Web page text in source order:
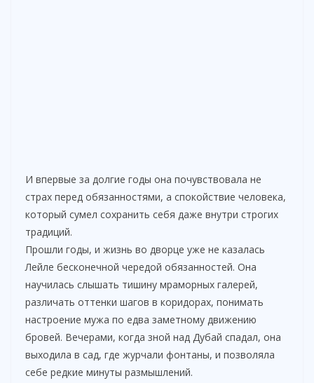
И впервые за долгие годы она почувствовала не
страх перед обязанностями, а спокойствие человека,
который сумел сохранить себя даже внутри строгих
традиций.
Прошли годы, и жизнь во дворце уже не казалась
Лейле бесконечной чередой обязанностей. Она
научилась слышать тишину мраморных галерей,
различать оттенки шагов в коридорах, понимать
настроение мужа по едва заметному движению
бровей. Вечерами, когда зной над Дубай спадал, она
выходила в сад, где журчали фонтаны, и позволяла
себе редкие минуты размышлений.